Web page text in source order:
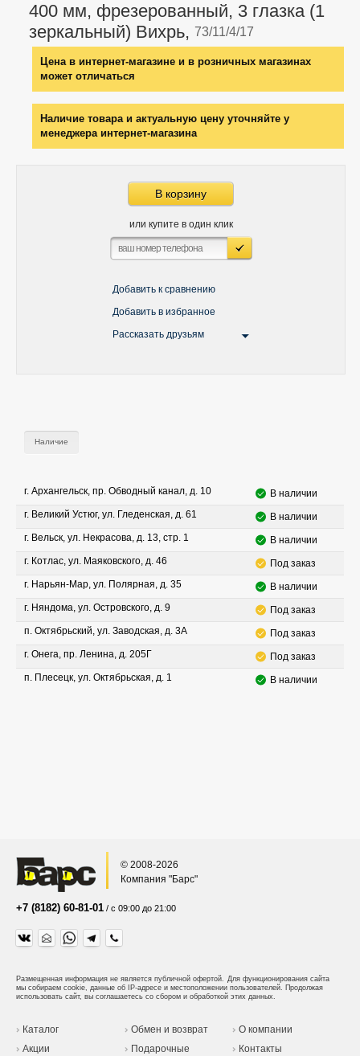
400 мм, фрезерованный, 3 глазка (1
зеркальный) Вихрь, 73/11/4/17
Цена в интернет-магазине и в розничных магазинах
может отличаться
Наличие товара и актуальную цену уточняйте у
менеджера интернет-магазина
В корзину
или купите в один клик
Добавить к сравнению
Добавить в избранное
Рассказать друзьям
Наличие
г. Архангельск, пр. Обводный канал, д. 10
В наличии
г. Великий Устюг, ул. Гледенская, д. 61
В наличии
г. Вельск, ул. Некрасова, д. 13, стр. 1
В наличии
г. Котлас, ул. Маяковского, д. 46
Под заказ
г. Нарьян-Мар, ул. Полярная, д. 35
В наличии
г. Няндома, ул. Островского, д. 9
Под заказ
п. Октябрьский, ул. Заводская, д. 3А
Под заказ
г. Онега, пр. Ленина, д. 205Г
Под заказ
п. Плесецк, ул. Октябрьская, д. 1
В наличии
© 2008-2026
Компания "Барс"
+7 (8182) 60-81-01 / с 09:00 до 21:00
Размещенная информация не является публичной офертой. Для функционирования сайта
мы собираем cookie, данные об IP-адресе и местоположении пользователей. Продолжая
использовать сайт, вы соглашаетесь со сбором и обработкой этих данных.
Каталог
Акции
Обмен и возврат
Подарочные
О компании
Контакты